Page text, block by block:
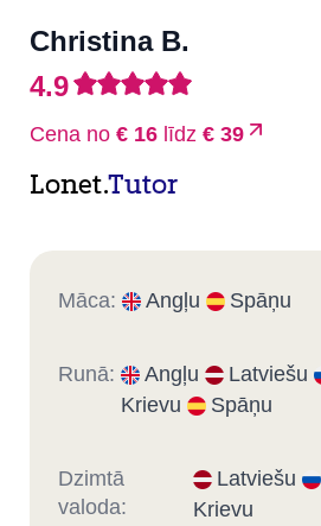
Christina B.
4.9
Cena no € 16 līdz € 39
Lonet.Tutor
Māca: Angļu Spāņu
Runā: Angļu
Latviešu
Krievu
Spāņu
Dzimtā
valoda:
Latviešu
Krievu